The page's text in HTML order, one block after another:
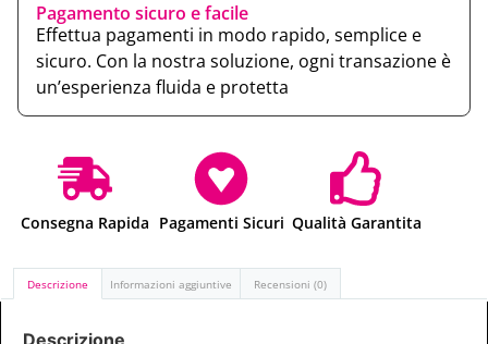
Pagamento sicuro e facile
Effettua pagamenti in modo rapido, semplice e
sicuro. Con la nostra soluzione, ogni transazione è
un’esperienza fluida e protetta
Consegna Rapida Pagamenti Sicuri Qualità Garantita
Descrizione Informazioni aggiuntive Recensioni (0)